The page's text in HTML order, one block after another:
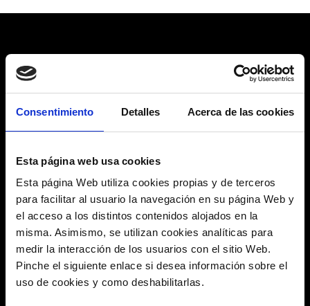
Consentimiento Detalles Acerca de las cookies
Esta página web usa cookies
Esta página Web utiliza cookies propias y de terceros
para facilitar al usuario la navegación en su página Web y
el acceso a los distintos contenidos alojados en la
misma. Asimismo, se utilizan cookies analíticas para
medir la interacción de los usuarios con el sitio Web.
Pinche el siguiente enlace si desea información sobre el
uso de cookies y como deshabilitarlas.
Videos